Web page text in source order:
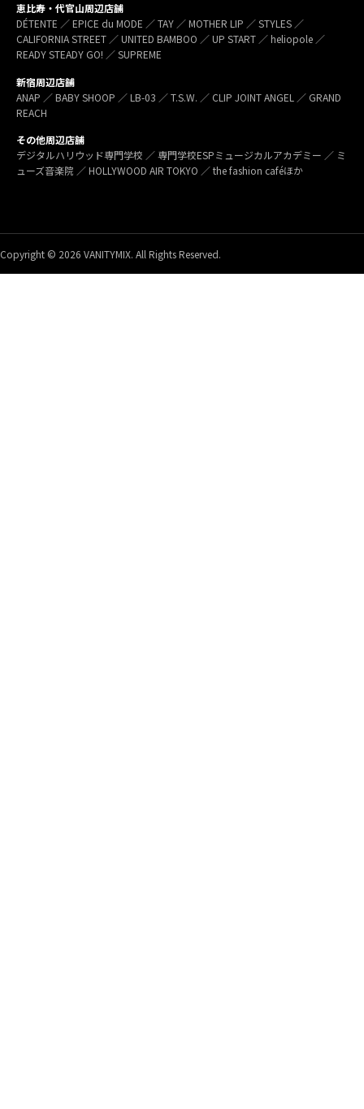
恵比寿・代官山周辺店舗
DÉTENTE ／ EPICE du MODE ／ TAY ／ MOTHER LIP ／ STYLES ／
CALIFORNIA STREET ／ UNITED BAMBOO ／ UP START ／ heliopole ／
READY STEADY GO! ／ SUPREME
新宿周辺店舗
ANAP ／ BABY SHOOP ／ LB-03 ／ T.S.W. ／ CLIP JOINT ANGEL ／ GRAND
REACH
その他周辺店舗
デジタルハリウッド専門学校 ／ 専門学校ESPミュージカルアカデミー ／ ミ
ューズ音楽院 ／ HOLLYWOOD AIR TOKYO ／ the fashion caféほか
Copyright © 2026 VANITYMIX. All Rights Reserved.